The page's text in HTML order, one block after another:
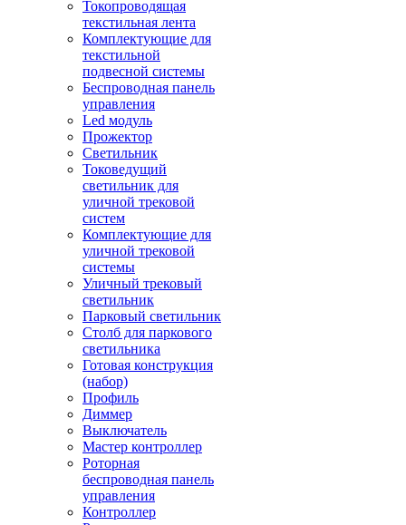
Токопроводящая
текстильная лента
Комплектующие для
текстильной
подвесной системы
Беспроводная панель
управления
Led модуль
Прожектор
Светильник
Токоведущий
светильник для
уличной трековой
систем
Комплектующие для
уличной трековой
системы
Уличный трековый
светильник
Парковый светильник
Столб для паркового
светильника
Готовая конструкция
(набор)
Профиль
Диммер
Выключатель
Мастер контроллер
Роторная
беспроводная панель
управления
Контроллер